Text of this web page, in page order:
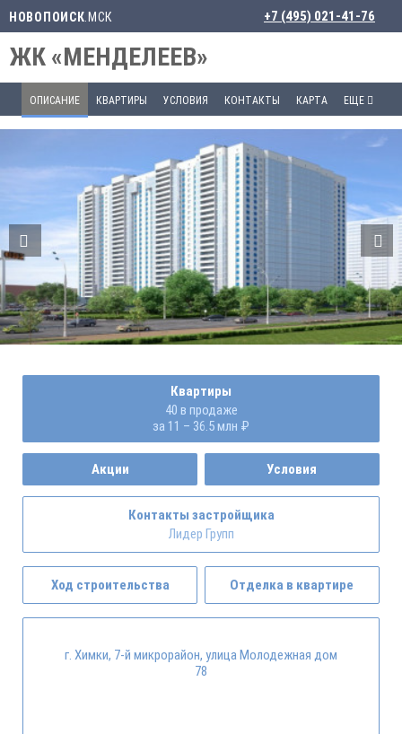
НОВОПОИСК .МСК +7 (495) 021-41-76
ЖК «МЕНДЕЛЕЕВ»
ОПИСАНИЕ КВАРТИРЫ УСЛОВИЯ КОНТАКТЫ КАРТА ЕЩЕ
Квартиры
40 в продаже
за 11 – 36.5 млн ₽
Акции Условия
Контакты застройщика
Лидер Групп
Ход строительства Отделка в квартире
г. Химки, 7-й микрорайон, улица Молодежная дом
78